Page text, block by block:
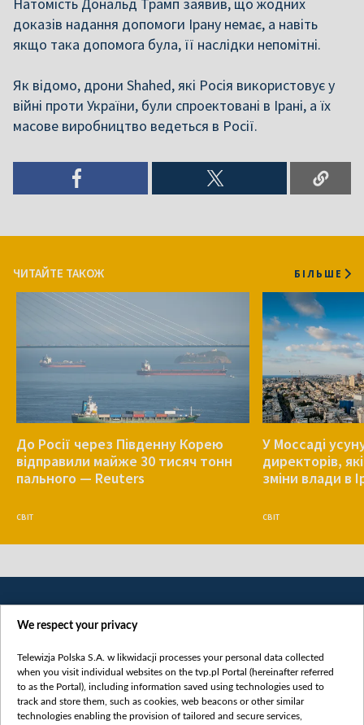
доказів надання допомоги Ірану немає, а навіть
якщо така допомога була, її наслідки непомітні.
Як відомо, дрони Shahed, які Росія використовує у
війні проти України, були спроектовані в Ірані, а їх
масове виробництво ведеться в Росії.
ЧИТАЙТЕ ТАКОЖ БІЛЬШЕ
До Росії через Південну Корею
відправили майже 30 тисяч тонн
пального — Reuters
СВІТ
У Моссаді
директорів,
зміни влади в
СВІТ
Категорії
We respect your privacy
Telewizja Polska S.A. w likwidacji processes your personal data collected
when you visit individual websites on the tvp.pl Portal (hereinafter referred
to as the Portal), including information saved using technologies used to
track and store them, such as cookies, web beacons or other similar
technologies enabling the provision of tailored and secure services,